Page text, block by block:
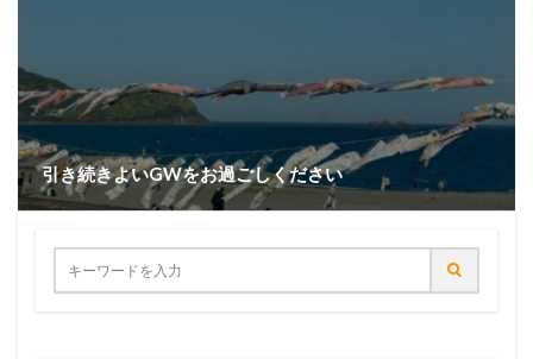
引き続きよいGWをお過ごしください